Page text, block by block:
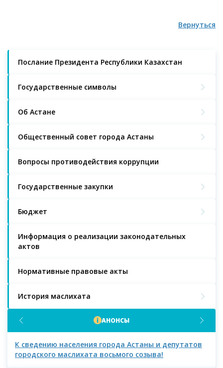
Послание Президента Республики Казахстан
Государственные символы
Об Астане
Общественный совет города Астаны
Вопросы противодействия коррупции
Государственные закупки
Бюджет
Информация о реализации законодательных
актов
Нормативные правовые акты
История маслихата
АНОНСЫ
К сведению населения города Астаны и депутатов
городского маслихата восьмого созыва!
Вернуться